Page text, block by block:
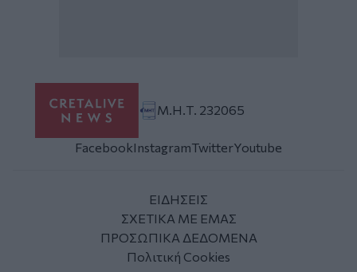
Μ.Η.Τ. 232065
FacebookInstagramTwitterYoutube
ΕΙΔΗΣΕΙΣ
ΣΧΕΤΙΚΑ ΜΕ ΕΜΑΣ
ΠΡΟΣΩΠΙΚΑ ΔΕΔΟΜΕΝΑ
Πολιτική Cookies